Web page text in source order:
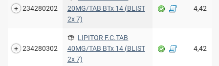
234280202
20MG/TAB ΒTx 14 (BLIST
2x 7)
4,42
234280302
LIPITOR F.C.TAB
40MG/TAB ΒTx 14 (BLIST
2x 7)
4,42